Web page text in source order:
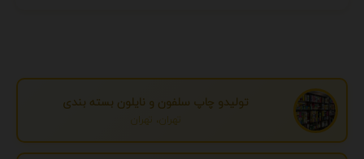
تولیدو چاپ سلفون و نایلون بسته بندی
تهران، تهران